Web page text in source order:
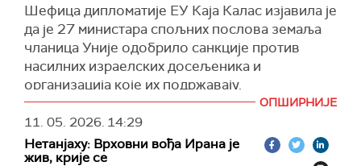
речима, умерени кругови желе договор са
САД, док се тврдолинијаши залажу за
наставак сукоба.
Трамп је оптужио Иран и да је одустао од
претходног договора који је подразумевао да
САД преузму и уклоне иранске залихе
обогаћеног уранијума. Тврди да је Техеран у
преговорима прихватио ту могућност, али да
Шефица дипломатије ЕУ Каја Калас изјавила је
да је 27 министара спољних послова земаља
чланица Уније одобрило санкције против
насилних израелских досељеника и
организација које их подржавају.
Дипломате су одобриле и нове санкције
против лидера Хамаса.
"Готово је. Европска унија данас санкционише
ОПШИРНИЈЕ
11. 05. 2026. 14:29
Нетанјаху: Врховни вођа Ирана је
жив, крије се